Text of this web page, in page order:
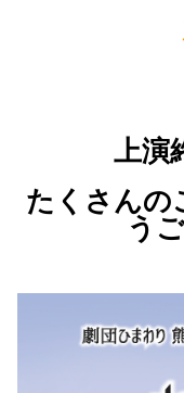
上演
たくさんの
う